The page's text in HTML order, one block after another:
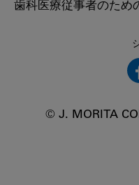
歯科医療従事者のため
© J. MORITA